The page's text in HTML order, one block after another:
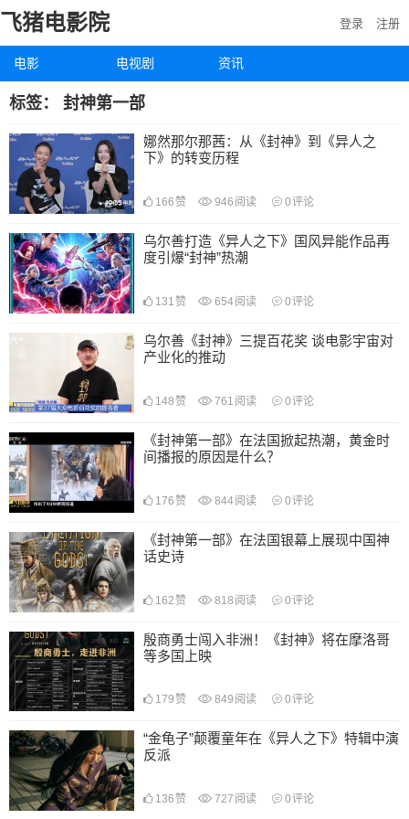
飞猪电影院
电影 电视剧 资讯
登录 注册
标签： 封神第一部
娜然那尔那茜：从《封神》到《异人之
下》的转变历程
166 赞 946 阅读 0评论
乌尔善打造《异人之下》国风异能作品再
度引爆“封神”热潮
131 赞 654阅读 0评论
乌尔善《封神》三提百花奖 谈电影宇宙对
产业化的推动
148 赞 761 阅读 0评论
《封神第一部》在法国掀起热潮，黄金时
间播报的原因是什么？
176 赞 844阅读 0评论
《封神第一部》在法国银幕上展现中国神
话史诗
162 赞 818 阅读 0评论
殷商勇士闯入非洲！《封神》将在摩洛哥
等多国上映
179 赞 849 阅读 0评论
“金龟子”颠覆童年在《异人之下》特辑中演
反派
136 赞 727 阅读 0评论